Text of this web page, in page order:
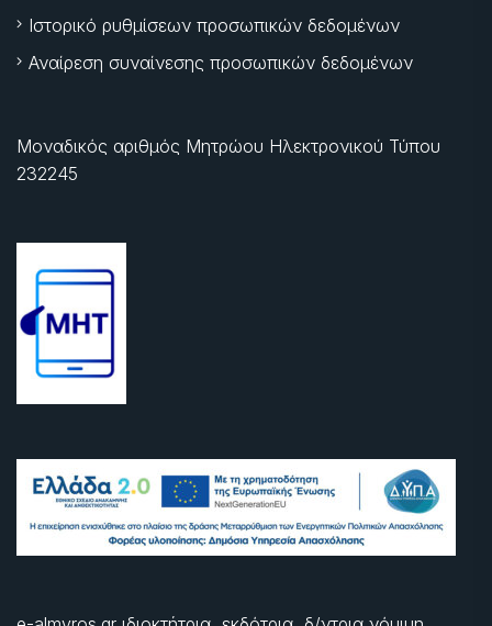
Ιστορικό ρυθμίσεων προσωπικών δεδομένων
Αναίρεση συναίνεσης προσωπικών δεδομένων
Μοναδικός αριθμός Μητρώου Ηλεκτρονικού Τύπου
232245